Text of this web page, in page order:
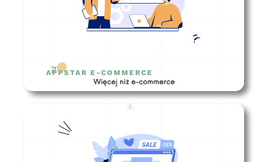
Jak stworzyć biznesplan i zacząć
APPSTAR E-COMMERCE